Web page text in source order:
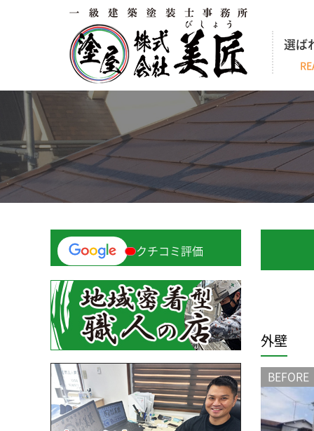
選ば
外壁
BEFORE
クチコミ評価